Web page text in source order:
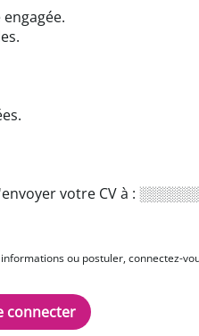
votre CV à :
ou postuler, connectez-
connecter